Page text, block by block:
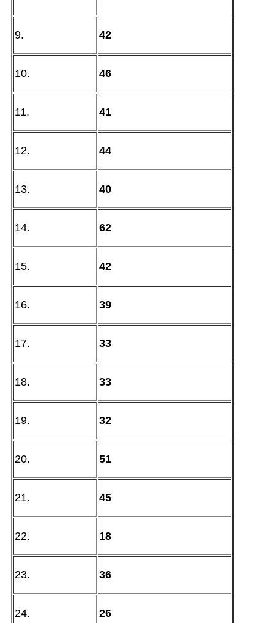
9. 42
10. 46
11. 41
12. 44
13. 40
14. 62
15. 42
16. 39
17. 33
18. 33
19. 32
20. 51
21. 45
22. 18
23. 36
24. 26